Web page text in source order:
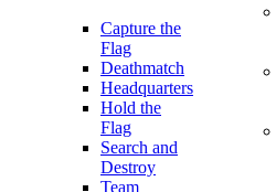
Capture the
Flag
Deathmatch
Headquarters
Hold the
Flag
Search and
Destroy
Team